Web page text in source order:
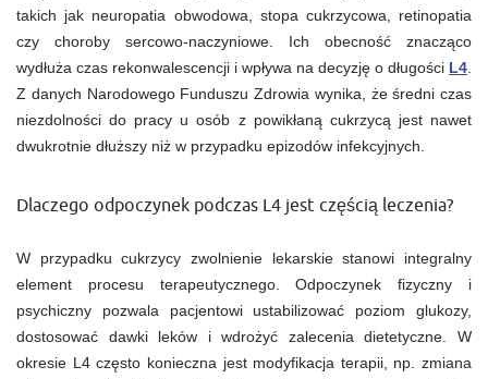
takich jak neuropatia obwodowa, stopa cukrzycowa, retinopatia
czy choroby sercowo-naczyniowe. Ich obecność znacząco
wydłuża czas rekonwalescencji i wpływa na decyzję o długości L4
Z danych Narodowego Funduszu Zdrowia wynika, że średni czas
niezdolności do pracy u osób z powikłaną cukrzycą jest nawet
dwukrotnie dłuższy niż w przypadku epizodów infekcyjnych.
Dlaczego odpoczynek podczas L4 jest częścią leczenia?
W przypadku cukrzycy zwolnienie lekarskie stanowi integralny
element procesu terapeutycznego. Odpoczynek fizyczny i
psychiczny pozwala pacjentowi ustabilizować poziom glukozy,
dostosować dawki leków i wdrożyć zalecenia dietetyczne. W
okresie L4 często konieczna jest modyfikacja terapii, np. zmiana